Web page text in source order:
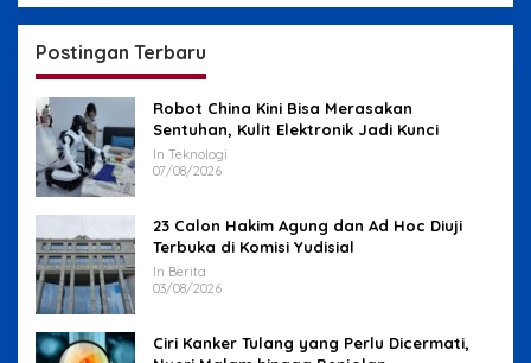
Postingan Terbaru
Robot China Kini Bisa Merasakan
Sentuhan, Kulit Elektronik Jadi Kunci
In Teknologi
07/08/2026
23 Calon Hakim Agung dan Ad Hoc Diuji
Terbuka di Komisi Yudisial
In Berita
03/08/2026
Ciri Kanker Tulang yang Perlu Dicermati,